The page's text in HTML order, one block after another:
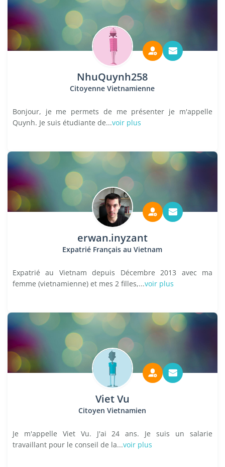
NhuQuynh258
Citoyenne Vietnamienne
Bonjour, je me permets de me présenter je m'appelle
Quynh. Je suis étudiante de...voir plus
erwan.inyzant
Expatrié Français au Vietnam
Expatrié au Vietnam depuis Décembre 2013 avec ma
femme (vietnamienne) et mes 2 filles,...voir plus
Viet Vu
Citoyen Vietnamien
Je m'appelle Viet Vu. J'ai 24 ans. Je suis un salarie
travaillant pour le conseil de la...voir plus